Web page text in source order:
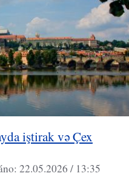
iştirak və Çex
22.05.2026 / 13:35